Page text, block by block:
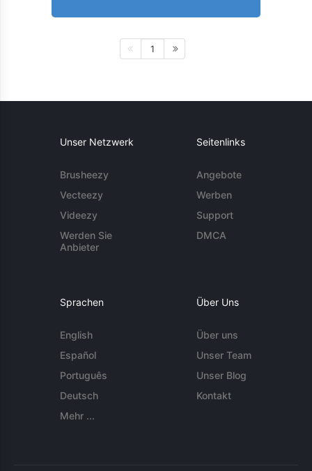
1
Unser Netzwerk
Brusheezy
Vecteezy
Videezy
Werden Sie
Anbieter
Seitenlinks
Angebote
Werben
Support
DMCA
Sprachen
English
Español
Português
Deutsch
Mehr ...
Über Uns
Über uns
Unser Team
Unser Blog
Kontakt